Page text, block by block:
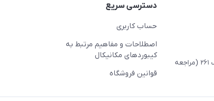
تهران - خیابان فاطمی - روبروی هتل لاله - پلاک ٢۶١ (مراجعه
دسترسی سریع
حساب کاربری
اصطلاحات و مفاهیم مرتبط به
کیبوردهای مکانیکال
قوانین فروشگاه